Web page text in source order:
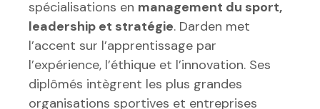
spécialisations en management du sport,
leadership et stratégie. Darden met
l’accent sur l’apprentissage par
l’expérience, l’éthique et l’innovation. Ses
diplômés intègrent les plus grandes
organisations sportives et entreprises